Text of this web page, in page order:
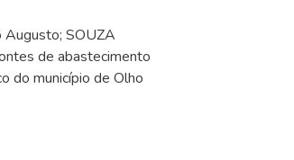
Augusto; SOUZA
de abastecimento
do município de Olho